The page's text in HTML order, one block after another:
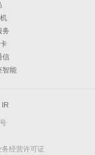
务
信
智能
IR
经营许可证